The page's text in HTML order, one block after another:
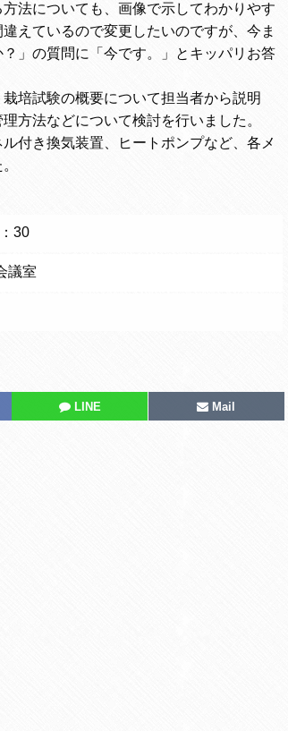
法についても、画像で示してわかりやす
えているので変更したいのですが、今ま
」の質問に「今です。」とキッパリお答
培試験の概要について担当者から説明
方法などについて検討を行いました。
付き換気装置、ヒートポンプなど、各メ
30
議室
LINE Mail